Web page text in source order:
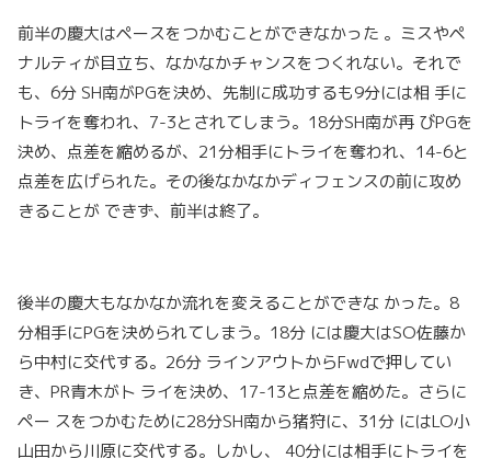
前半の慶大はペースをつかむことができなかった 。ミスやペ
ナルティが目立ち、なかなかチャンスをつくれない。それで
も、6分 SH南がPGを決め、先制に成功するも9分には相 手に
トライを奪われ、7-3とされてしまう。18分SH南が再 びPGを
決め、点差を縮めるが、21分相手にトライを奪われ、14-6と
点差を広げられた。その後なかなかディフェンスの前に攻め
きることが できず、前半は終了。
後半の慶大もなかなか流れを変えることができな かった。8
分相手にPGを決められてしまう。18分 には慶大はSO佐藤か
ら中村に交代する。26分 ラインアウトからFwdで押してい
き、PR青木がト ライを決め、17-13と点差を縮めた。さらに
ペー スをつかむために28分SH南から猪狩に、31分 にはLO小
山田から川原に交代する。しかし、 40分には相手にトライを